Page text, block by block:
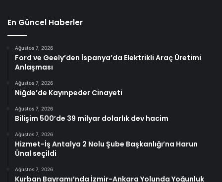
En Güncel Haberler
Ağustos 7, 2026
Ford ve Geely’den İspanya’da Elektrikli Araç Üretimi
Anlaşması
Ağustos 7, 2026
Niğde’de Kayınpeder Cinayeti
Ağustos 7, 2026
Bilişim 500’de 39 milyar dolarlık dev hacim
Ağustos 7, 2026
Hizmet-İş Antalya 2 Nolu Şube Başkanlığı’na Harun
Ünal seçildi
Ağustos 7, 2026
Kurban Bayramı’nda İzmir-Ankara Yolunda Yoğunluk